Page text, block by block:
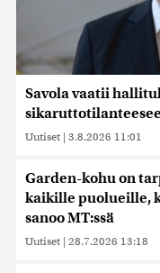
Savola vaatii
Uutiset | 3.8.2026 11:01
Garden-kohu on
kaikille puolueille,
sanoo MT:ssä
Uutiset | 28.7.2026 13:18